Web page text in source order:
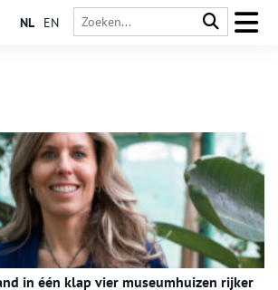
NL EN
in één klap vier museumhuizen rijker